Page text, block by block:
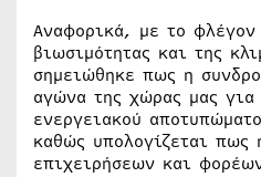
Αναφορικά, με το φλέγον
βιωσιμότητας και της
σημειώθηκε πως η
αγώνα της χώρας μας για
ενεργειακού
καθώς υπολογίζεται πως
επιχειρήσεων και